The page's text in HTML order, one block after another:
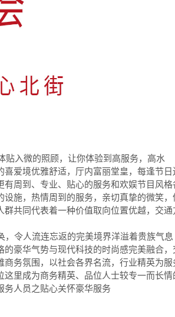
贴入微的照顾，让你体验到高服务，高水
爱境优雅舒适，厅内富丽堂皇，每逢节日
周到、专业、贴心的服务和欢娱节目风格
施，热情周到的服务，亲切真挚的微笑，
共同代表着一种价值取向位置优越，交通
令人流连忘返的完美境界洋溢着贵族气息
豪华气势与现代科技的时尚感完美融合，
务氛围，以社会各界名流，行业精英为服
里成为商务精英、品位人士较专一而长情
务人员之贴心关怀豪华服务